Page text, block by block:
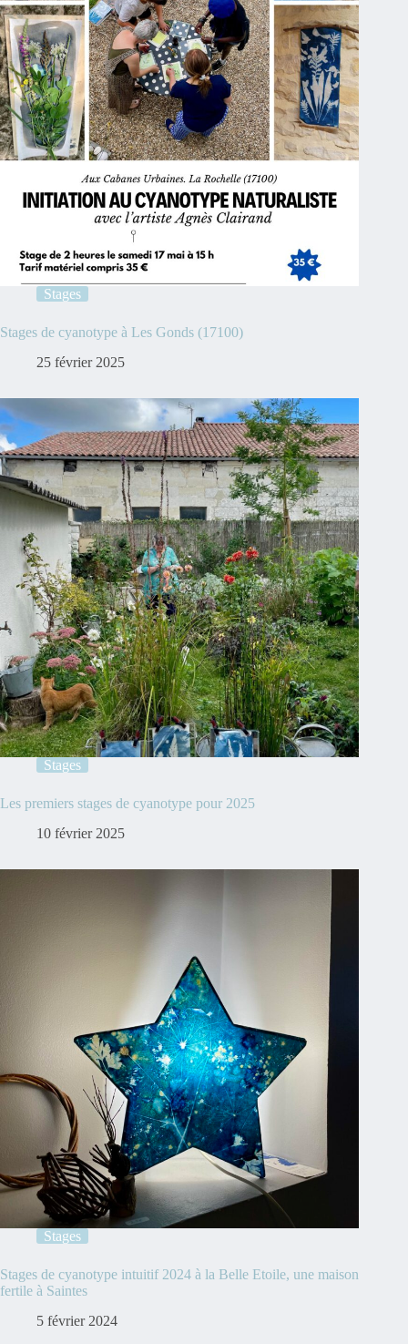
Stages
Stages de cyanotype à Les Gonds (17100)
25 février 2025
Stages
Les premiers stages de cyanotype pour 2025
10 février 2025
Stages
Stages de cyanotype intuitif 2024 à la Belle Etoile, une maison
fertile à Saintes
5 février 2024